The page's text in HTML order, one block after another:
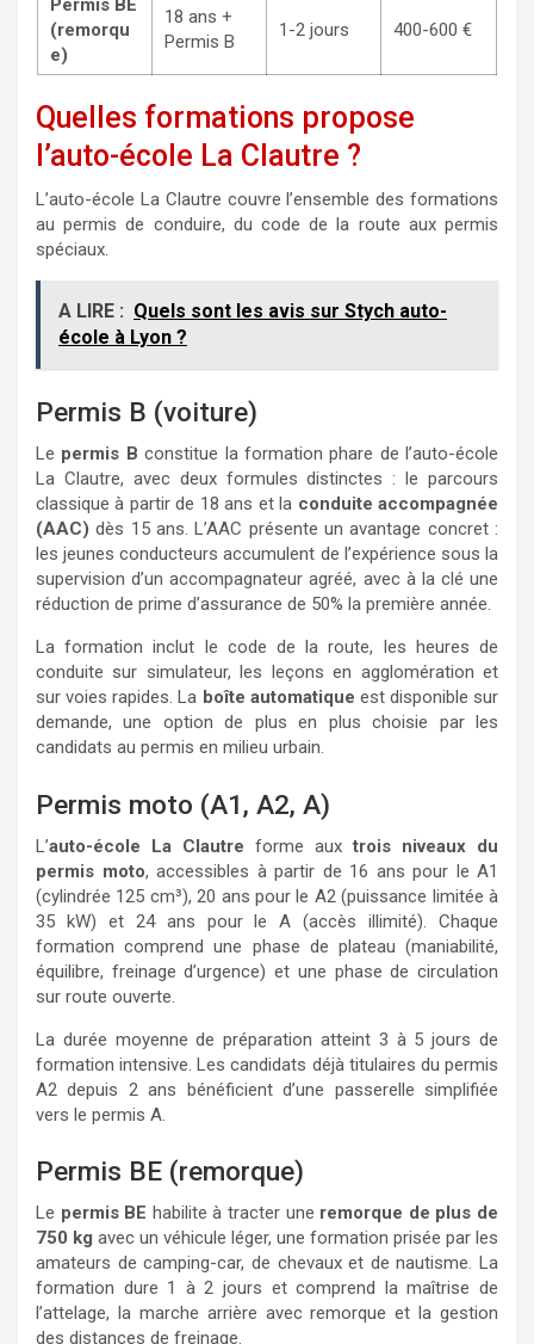
Permis BE
(remorqu
e)
18 ans +
Permis B
1-2 jours 400-600 €
Quelles formations propose
l’auto-école La Clautre ?
L’auto-école La Clautre couvre l’ensemble des formations
au permis de conduire, du code de la route aux permis
spéciaux.
A LIRE : Quels sont les avis sur Stych auto-
école à Lyon ?
Permis B (voiture)
Le permis B constitue la formation phare de l’auto-école
La Clautre, avec deux formules distinctes : le parcours
classique à partir de 18 ans et la conduite accompagnée
(AAC) dès 15 ans. L’AAC présente un avantage concret :
les jeunes conducteurs accumulent de l’expérience sous la
supervision d’un accompagnateur agréé, avec à la clé une
réduction de prime d’assurance de 50% la première année.
La formation inclut le code de la route, les heures de
conduite sur simulateur, les leçons en agglomération et
sur voies rapides. La boîte automatique est disponible sur
demande, une option de plus en plus choisie par les
candidats au permis en milieu urbain.
Permis moto (A1, A2, A)
L’auto-école La Clautre forme auxtrois niveaux du
permis moto, accessibles à partir de 16 ans pour le A1
(cylindrée 125 cm³), 20 ans pour le A2 (puissance limitée à
35 kW) et 24 ans pour le A (accès illimité). Chaque
formation comprend une phase de plateau (maniabilité,
équilibre, freinage d’urgence) et une phase de circulation
sur route ouverte.
La durée moyenne de préparation atteint 3 à 5 jours de
formation intensive. Les candidats déjà titulaires du permis
A2 depuis 2 ans bénéficient d’une passerelle simplifiée
vers le permis A.
Permis BE (remorque)
Le permis BE habilite à tracter une remorque de plus de
750 kg avec un véhicule léger, une formation prisée par les
amateurs de camping-car, de chevaux et de nautisme. La
formation dure 1 à 2 jours et comprend la maîtrise de
l’attelage, la marche arrière avec remorque et la gestion
des distances de freinage.